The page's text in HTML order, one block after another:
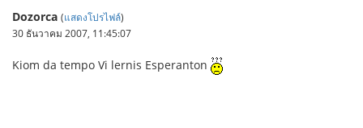
Dozorca (แสดงโปรไฟล์)
30 ธันวาคม 2007, 11:45:07
Kiom da tempo Vi lernis Esperanton